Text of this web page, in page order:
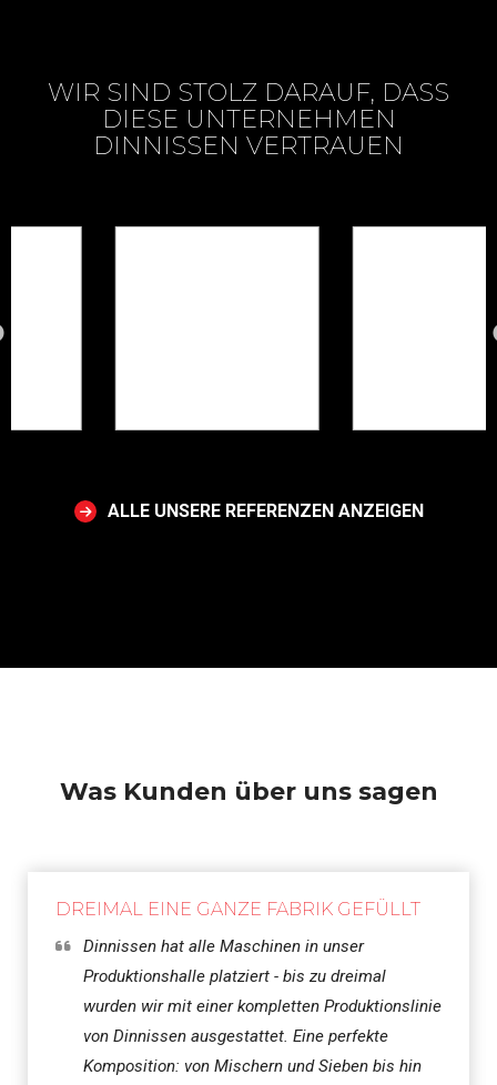
WIR SIND STOLZ DARAUF, DASS
DIESE UNTERNEHMEN
DINNISSEN VERTRAUEN
ALLE UNSERE REFERENZEN ANZEIGEN
Was Kunden über uns sagen
DREIMAL EINE GANZE FABRIK GEFÜLLT
Dinnissen hat alle Maschinen in unser
Produktionshalle platziert - bis zu dreimal
wurden wir mit einer kompletten Produktionslinie
von Dinnissen ausgestattet. Eine perfekte
Komposition: von Mischern und Sieben bis hin